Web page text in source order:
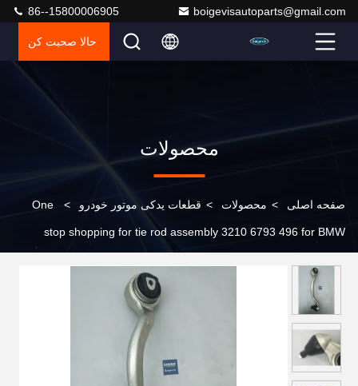
boigevisautoparts@gmail.com
86--15800006905
حالا صحبت کن
محصولات
صفحه اصلی > محصولات > قطعات یدکی موتور خودرو >
One
stop shopping for tie rod assembly 3210 6793 496 for BMW